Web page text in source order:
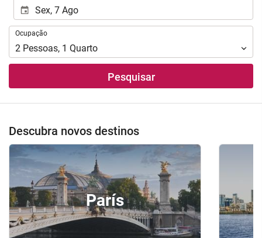
Ocupação
Ocupação
2 Pessoas, 1 Quarto
Pesquisar
Descubra novos destinos
París